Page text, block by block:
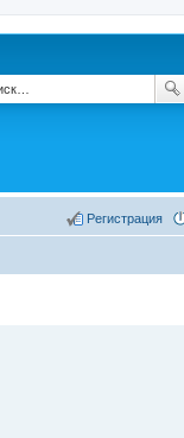
Регистрация